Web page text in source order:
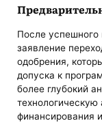
После успешного
заявление
одобрения,
допуска к
более глубокий
технологическую
финансирования